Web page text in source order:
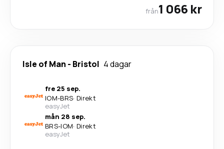
från1 066 kr
Isle of Man - Bristol 4 dagar
fre 25 sep.
IOM-BRS· Direkt
easyJet
mån 28 sep.
BRS-IOM· Direkt
easyJet